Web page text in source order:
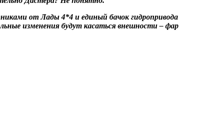
от Лады 4*4 и единый бачок гидропривода
изменения будут касаться внешности – фар